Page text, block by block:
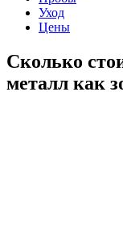
Уход
Цены
Сколько
металл как